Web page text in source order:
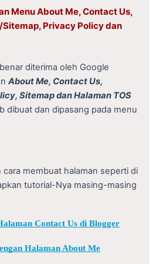
Menu About Me, Contact Us,
Privacy Policy dan
diterima oleh Google
About Me, Contact Us,
Sitemap dan Halaman TOS
dibuat dan dipasang pada menu
membuat halaman seperti di
tutorial-Nya masing-masing
Contact Us di Blogger
Halaman About Me